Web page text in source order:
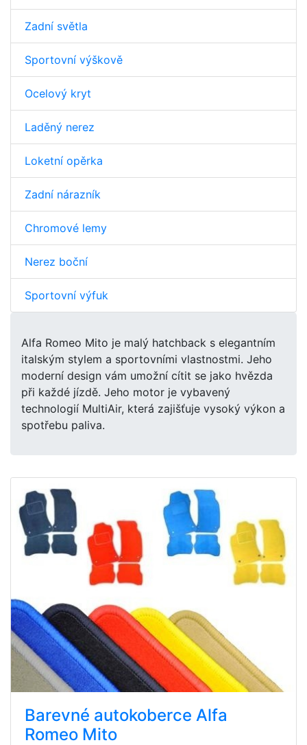
Zadní světla
Sportovní výškově
Ocelový kryt
Laděný nerez
Loketní opěrka
Zadní nárazník
Chromové lemy
Nerez boční
Sportovní výfuk
Alfa Romeo Mito je malý hatchback s elegantním
italským stylem a sportovními vlastnostmi. Jeho
moderní design vám umožní cítit se jako hvězda
při každé jízdě. Jeho motor je vybavený
technologií MultiAir, která zajišťuje vysoký výkon a
spotřebu paliva.
Barevné autokoberce Alfa
Romeo Mito